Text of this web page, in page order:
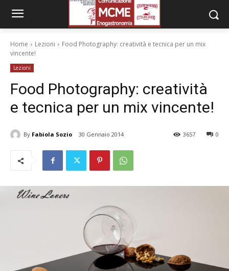
Home Lezioni
Food Photography: creatività e tecnica per un mix
vincente!
Lezioni
Food Photography: creatività
e tecnica per un mix vincente!
By Fabiola Sozio 30 Gennaio 2014 0
3657